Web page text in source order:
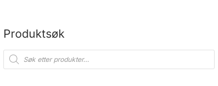
Produktsøk
P
d